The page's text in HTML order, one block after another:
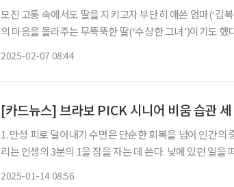
모진 고통 속에서도 딸을 지키고자 부단히 애쓴 엄마(‘김
의 마음을 몰라주는 무뚝뚝한 딸(‘수상한 그녀’)이기도
2025-02-07 08:44
[카드뉴스] 브라보 PICK 시니어 비움 습관 세
1. 만성 피로 덜어내기 수면은 단순한 회복을 넘어 인간의
리는 인생의 3분의 1을 잠을 자는 데 쓴다. 낮에 있던 일을
2025-01-14 08:56